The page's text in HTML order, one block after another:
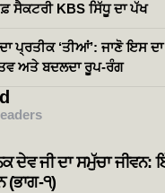
ਸੈਕਟਰੀ KBS ਸਿੱਧੂ ਦਾ ਪੱਖ
ਪ੍ਰਤੀਕ ‘ਤੀਆਂ’: ਜਾਣੋ ਇਸ
ਅਤੇ ਬਦਲਦਾ ਰੂਪ-ਰੰਗ
ਦੇਵ ਜੀ ਦਾ ਸਮੁੱਚਾ ਜੀਵਨ:
(ਭਾਗ-੧)